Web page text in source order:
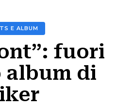
E ALBUM
fuori
album di